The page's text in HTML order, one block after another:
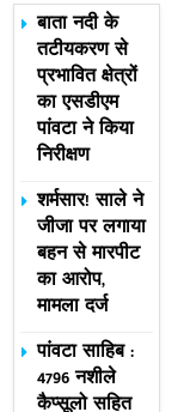
बाता नदी के
तटीयकरण से
प्रभावित क्षेत्रों
का एसडीएम
पांवटा ने किया
निरीक्षण
शर्मसार! साले ने
जीजा पर लगाया
बहन से मारपीट
का आरोप,
मामला दर्ज
पांवटा साहिब :
4796 नशीले
कैप्सूलो सहित